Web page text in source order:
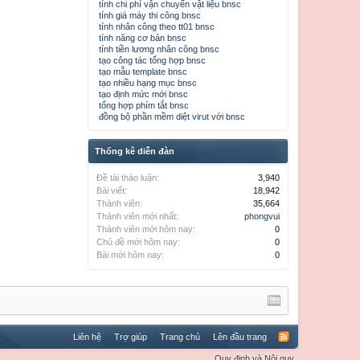
tính chi phí vận chuyển vật liệu bnsc
tính giá máy thi công bnsc
tính nhân công theo tt01 bnsc
tính năng cơ bản bnsc
tính tiền lương nhân công bnsc
tạo công tác tổng hợp bnsc
tạo mẫu template bnsc
tạo nhiều hạng mục bnsc
tạo định mức mới bnsc
tổng hợp phím tắt bnsc
đồng bộ phần mềm diệt virut với bnsc
Thống kê diễn đàn
Đề tài thảo luận:
3,940
Bài viết:
18,942
Thành viên:
35,664
Thành viên mới nhất:
phongvui
Thành viên mới hôm nay:
0
Chủ đề mới hôm nay:
0
Bài mới hôm nay:
0
Liên hệ Trợ giúp Trang chủ Lên đầu trang